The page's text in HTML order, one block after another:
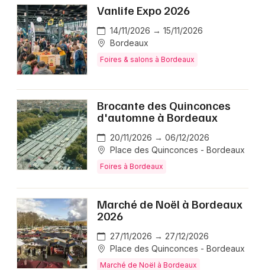
Vanlife Expo 2026
14/11/2026 → 15/11/2026
Bordeaux
Foires & salons à Bordeaux
Brocante des Quinconces
d'automne à Bordeaux
20/11/2026 → 06/12/2026
Place des Quinconces - Bordeaux
Foires à Bordeaux
Marché de Noël à Bordeaux
2026
27/11/2026 → 27/12/2026
Place des Quinconces - Bordeaux
Marché de Noël à Bordeaux